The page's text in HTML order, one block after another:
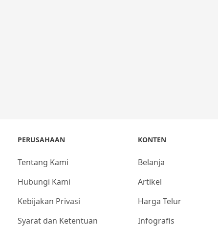
PERUSAHAAN
Tentang Kami
Hubungi Kami
Kebijakan Privasi
Syarat dan Ketentuan
KONTEN
Belanja
Artikel
Harga Telur
Infografis